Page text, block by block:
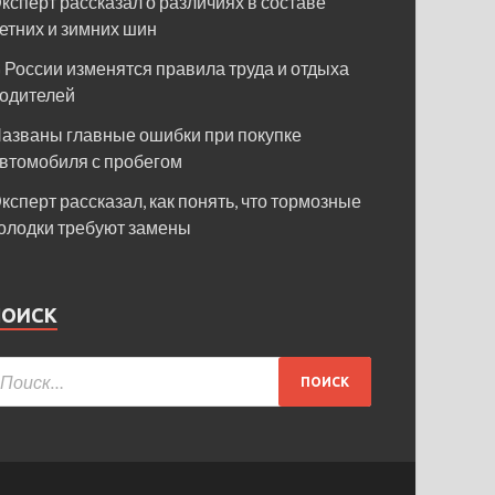
и зимних шин
России изменятся правила труда и отдыха
главные ошибки при покупке
с пробегом
рассказал, как понять, что тормозные
требуют замены